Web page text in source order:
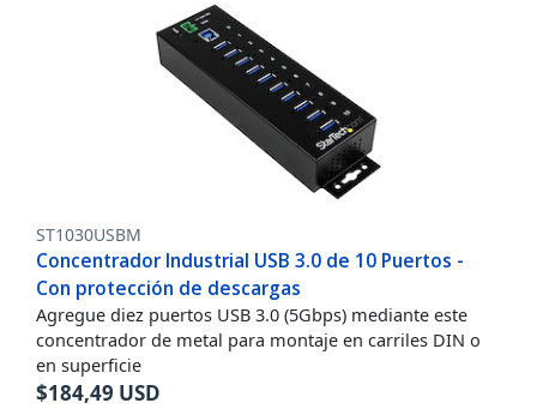
ST1030USBM
Concentrador Industrial USB 3.0 de 10 Puertos -
Con protección de descargas
Agregue diez puertos USB 3.0 (5Gbps) mediante este
concentrador de metal para montaje en carriles DIN o
en superficie
$184,49 USD